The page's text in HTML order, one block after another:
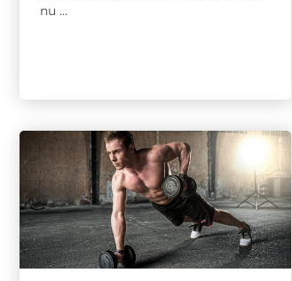
nu ...